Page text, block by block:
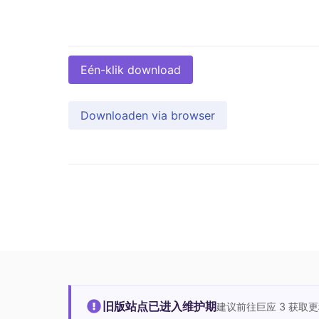
Eén-klik download
Downloaden via browser
旧版站点已进入维护期建议前往巨应 3 获取更